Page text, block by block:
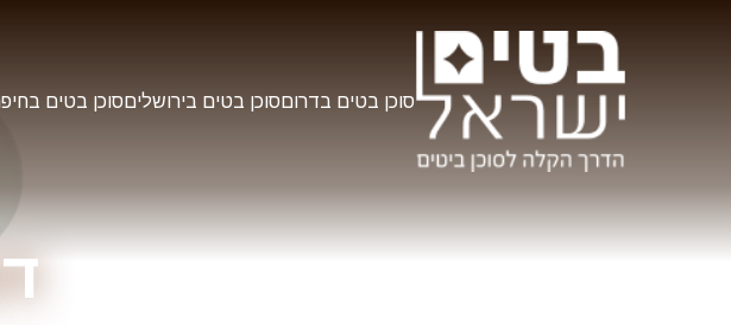
סוכן בטים בדרוםסוכן בטים בירושליםסוכן בטים